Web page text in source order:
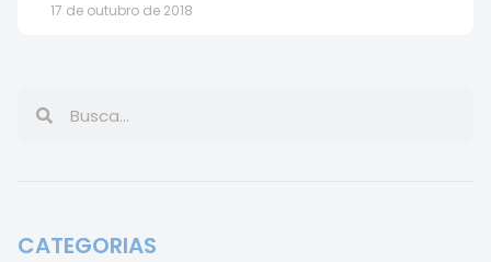
17 de outubro de 2018
CATEGORIAS